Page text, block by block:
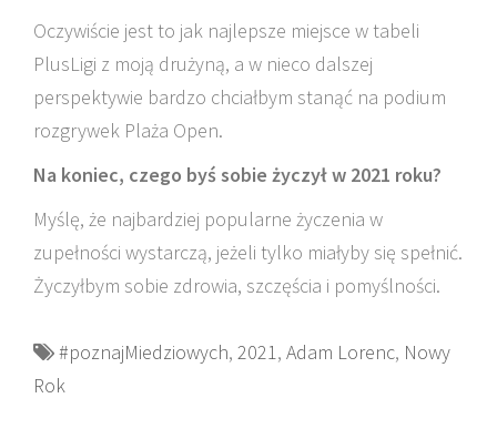
Oczywiście jest to jak najlepsze miejsce w tabeli
PlusLigi z moją drużyną, a w nieco dalszej
perspektywie bardzo chciałbym stanąć na podium
rozgrywek Plaża Open.
Na koniec, czego byś sobie życzył w 2021 roku?
Myślę, że najbardziej popularne życzenia w
zupełności wystarczą, jeżeli tylko miałyby się spełnić.
Życzyłbym sobie zdrowia, szczęścia i pomyślności.
#poznajMiedziowych, 2021, Adam Lorenc, Nowy
Rok